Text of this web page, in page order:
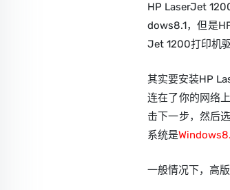
HP LaserJet
dows8.1，但是
Jet 1200打印机驱
其实要安装HP
连在了你的网络
击下一步，然后
系统是
一般情况下，高